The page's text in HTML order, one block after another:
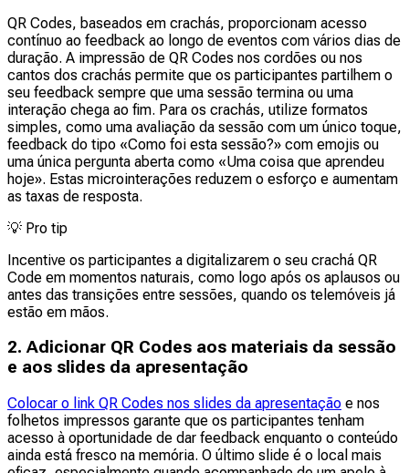
QR Codes, baseados em crachás, proporcionam acesso
contínuo ao feedback ao longo de eventos com vários dias de
duração. A impressão de QR Codes nos cordões ou nos
cantos dos crachás permite que os participantes partilhem o
seu feedback sempre que uma sessão termina ou uma
interação chega ao fim. Para os crachás, utilize formatos
simples, como uma avaliação da sessão com um único toque,
feedback do tipo «Como foi esta sessão?» com emojis ou
uma única pergunta aberta como «Uma coisa que aprendeu
hoje». Estas microinterações reduzem o esforço e aumentam
as taxas de resposta.
💡 Pro tip
Incentive os participantes a digitalizarem o seu crachá QR
Code em momentos naturais, como logo após os aplausos ou
antes das transições entre sessões, quando os telemóveis já
estão em mãos.
2. Adicionar QR Codes aos materiais da sessão
e aos slides da apresentação
Colocar o link QR Codes nos slides da apresentação e nos
folhetos impressos garante que os participantes tenham
acesso à oportunidade de dar feedback enquanto o conteúdo
ainda está fresco na memória. O último slide é o local mais